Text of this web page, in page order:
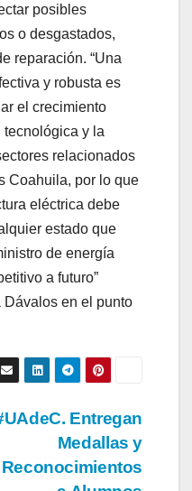
posibles
o desgastados,
reparación. “Una
y robusta es
el crecimiento
y la
relacionados
Coahuila, por lo que
eléctrica debe
estado que
de energía
a futuro”
en el punto
Entregan
Medallas y
Reconocimientos